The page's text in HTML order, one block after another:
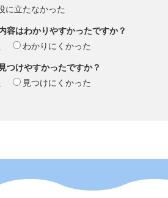
に立たなかった
容はわかりやすかったですか？
わかりにくかった
つけやすかったですか？
見つけにくかった